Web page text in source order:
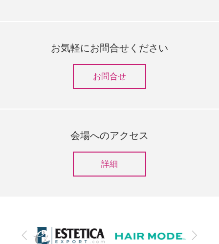
お気軽にお問合せください
お問合せ
会場へのアクセス
詳細
前
次